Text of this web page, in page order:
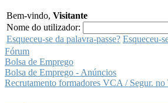
Bem-vindo, Visitante
Nome do utilizador:
Esqueceu-se da palavra-passe? Esqueceu-
Fórum
Bolsa de Emprego
Bolsa de Emprego - Anúncios
Recrutamento formadores VCA / Segur. no